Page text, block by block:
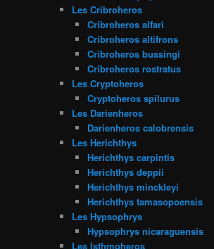
Les Cribroheros
Cribroheros alfari
Cribroheros altifrons
Cribroheros bussingi
Cribroheros rostratus
Les Cryptoheros
Cryptoheros spilurus
Les Darienheros
Darienheros calobrensis
Les Herichthys
Herichthys carpintis
Herichthys deppii
Herichthys minckleyi
Herichthys tamasopoensis
Les Hypsophrys
Hypsophrys nicaraguensis
Les Isthmoheros